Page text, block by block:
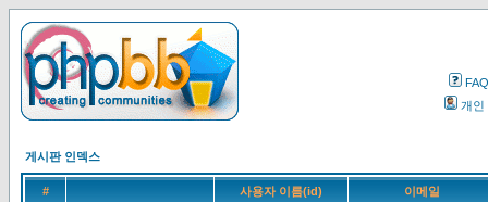
FAQ
개인
게시판 인덱스
# 사용자 이름(id) 이메일